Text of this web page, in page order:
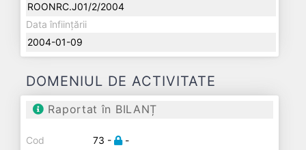
ROONRC.J01/2/2004
Data înființării
2004-01-09
DOMENIUL DE ACTIVITATE
Raportat în BILANȚ
Cod
73 - -